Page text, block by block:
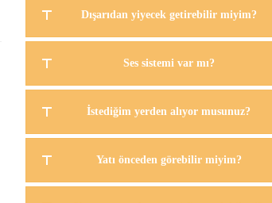
Dışarıdan yiyecek getirebilir miyim?
Ses sistemi var mı?
İstediğim yerden alıyor musunuz?
Yatı önceden görebilir miyim?